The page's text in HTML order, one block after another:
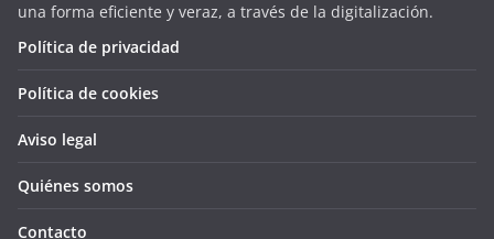
una forma eficiente y veraz, a través de la digitalización.
Política de privacidad
Política de cookies
Aviso legal
Quiénes somos
Contacto